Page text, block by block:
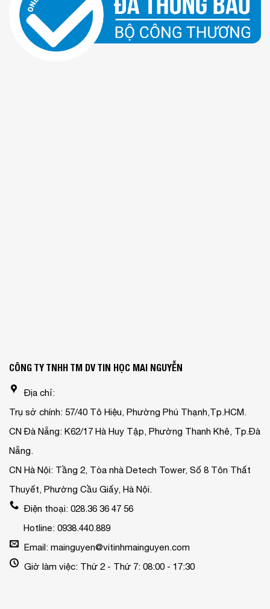
CÔNG TY TNHH TM DV TIN HỌC MAI NGUYỄN
Địa chỉ:
Trụ sở chính: 57/40 Tô Hiệu, Phường Phú Thạnh,Tp.HCM.
CN Đà Nẵng: K62/17 Hà Huy Tập, Phường Thanh Khê, Tp.Đà
Nẵng.
CN Hà Nội: Tầng 2, Tòa nhà Detech Tower, Số 8 Tôn Thất
Thuyết, Phường Cầu Giấy, Hà Nội.
Điện thoại: 028.36 36 47 56
Hotline: 0938.440.889
Email: mainguyen@vitinhmainguyen.com
Giờ làm việc: Thứ 2 - Thứ 7: 08:00 - 17:30